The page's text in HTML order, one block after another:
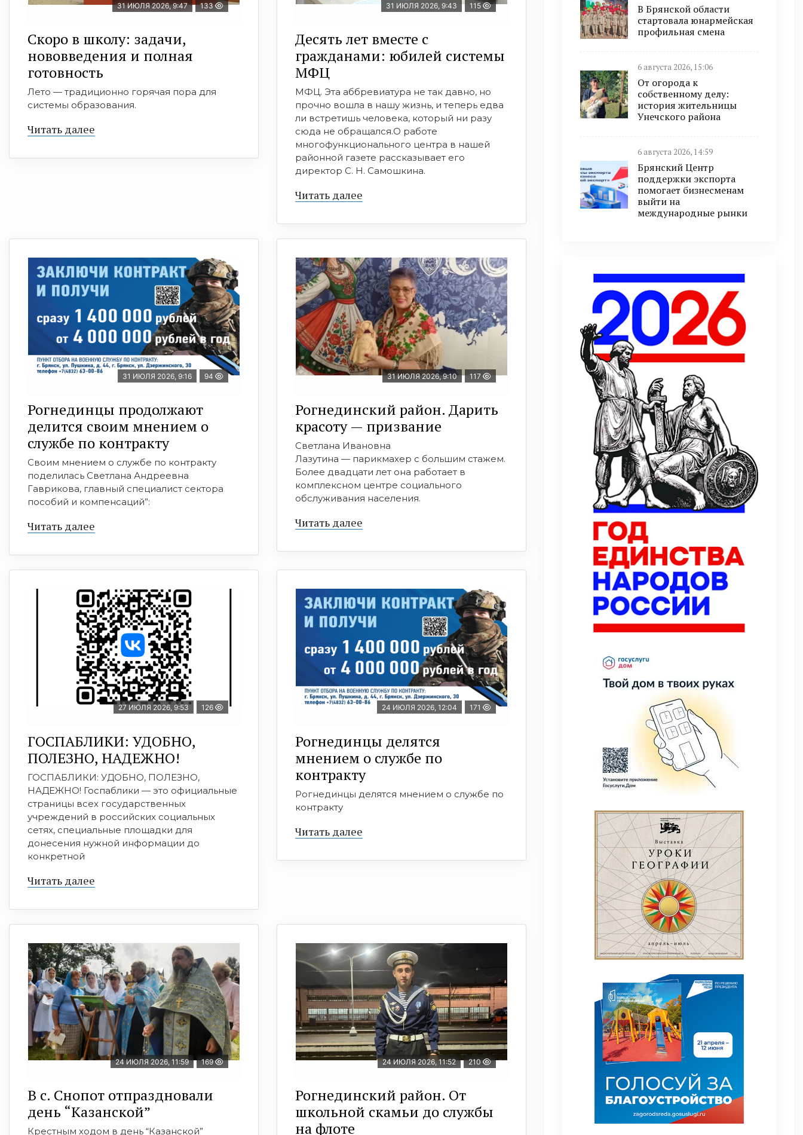
31 ИЮЛЯ 2026, 9:47 133
Скоро в школу: задачи,
нововведения и полная
готовность
Лето — традиционно горячая пора для
системы образования.
Читать далее
31 ИЮЛЯ 2026, 9:43 115
Десять лет вместе с
гражданами: юбилей системы
МФЦ
МФЦ. Эта аббревиатура не так давно, но
прочно вошла в нашу жизнь, и теперь едва
ли встретишь человека, который ни разу
сюда не обращался.О работе
многофункционального центра в нашей
районной газете рассказывает его
директор С. Н. Самошкина.
Читать далее
31 ИЮЛЯ 2026, 9:16 94
Рогнединцы продолжают
делится своим мнением о
службе по контракту
Своим мнением о службе по контракту
поделилась Светлана Андреевна
Гаврикова, главный специалист сектора
пособий и компенсаций”:
Читать далее
31 ИЮЛЯ 2026, 9:10 117
Рогнединский район. Дарить
красоту — призвание
Светлана Ивановна
Лазутина — парикмахер с большим стажем.
Более двадцати лет она работает в
комплексном центре социального
обслуживания населения.
Читать далее
27 ИЮЛЯ 2026, 9:53 126
ГОСПАБЛИКИ: УДОБНО,
ПОЛЕЗНО, НАДЕЖНО!
ГОСПАБЛИКИ: УДОБНО, ПОЛЕЗНО,
НАДЕЖНО! Госпаблики — это официальные
страницы всех государственных
учреждений в российских социальных
сетях, специальные площадки для
донесения нужной информации до
конкретной
Читать далее
24 ИЮЛЯ 2026, 12:04 171
Рогнединцы делятся
мнением о службе по
контракту
Рогнединцы делятся мнением о службе по
контракту
Читать далее
24 ИЮЛЯ 2026, 11:59 169
В с. Снопот отпраздновали
день “Казанской”
Крестным ходом в день “Казанской”
24 ИЮЛЯ 2026, 11:52 210
Рогнединский район. От
школьной скамьи до службы
на флоте
В Брянской области
стартовала юнармейская
профильная смена
6 августа 2026, 15:06
От огорода к
собственному делу:
история жительницы
Унечского района
6 августа 2026, 14:59
Брянский Центр
поддержки экспорта
помогает бизнесменам
выйти на
международные рынки